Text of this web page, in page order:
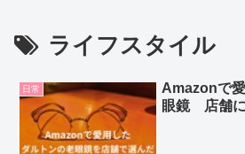
ライフスタイル
日常
Amazonで
眼鏡 店舗に